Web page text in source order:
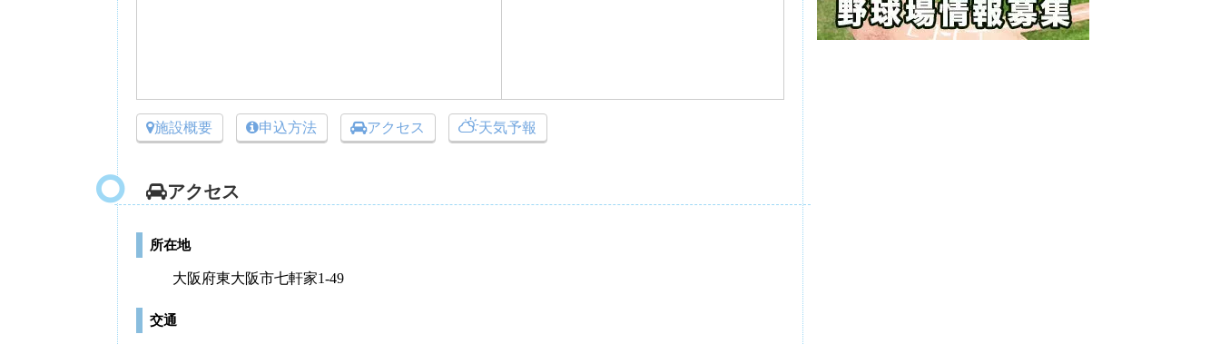
施設概要 申込方法 アクセス 天気予報
アクセス
所在地
大阪府東大阪市七軒家1-49
交通